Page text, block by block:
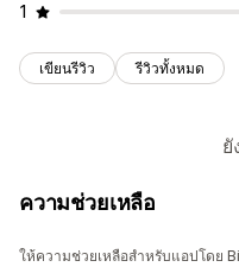
1
เขียนรีวิว รีวิวทั้งหมด
ยั
ความช่วยเหลือ
ให้ความช่วยเหลือสำหรับแอปโดย